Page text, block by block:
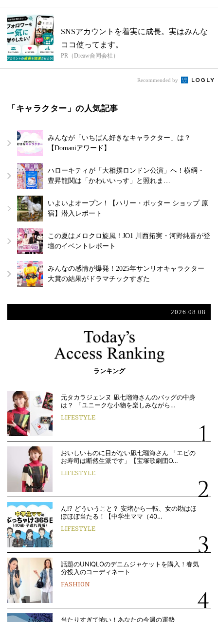
SNSアカウントを着実に成長。実はみんな
ココ使ってます。
PR（Dreaw合同会社）
Recommended by
「キャラクター」の人気記事
みんなが「いちばん好きなキャラクター」は？
【Domaniアワード】
ハローキティが「大相撲ロンドン公演」へ！横綱・
豊昇龍関は「かわいいっす」と照れま…
いよいよオープン！【ハリー・ポッター ショップ 原
宿】潜入レポート
この夏はメロクロ旋風！JO1 川西拓実・河野純喜が登
壇のイベントレポート
みんなの感情が爆発！2025年サンリオキャラクター
大賞の結果がドラマチックすぎた
2026.08.08
ランキング
元タカラジェンヌ 凪七瑠海さんのバッグの中身
は？ 「ユニークな小物を楽しみながら…
LIFESTYLE
おいしいものに目がない凪七瑠海さん 「エビの
お寿司は断然生派です」【宝塚歌劇団O…
LIFESTYLE
ん!? どういうこと？ 安堵から一転、女の勘はほ
ぼほぼ当たる！【中学生ママ（40…
LIFESTYLE
話題のUNIQLOのデニムジャケットを購入！春気
分投入のコーディネート
FASHION
当たりすぎて怖い！あなたの今週の運勢